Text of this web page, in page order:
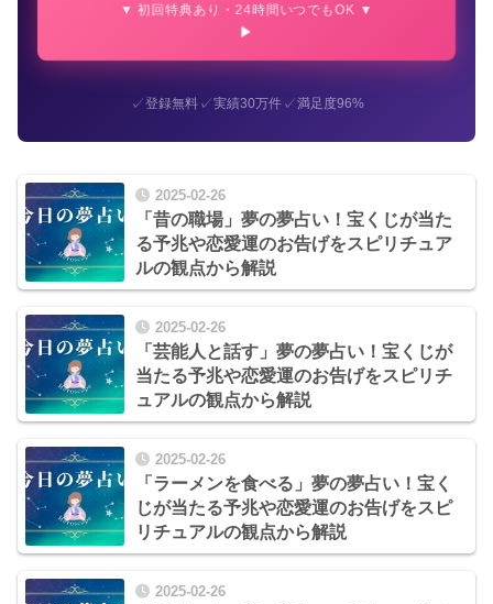
▼ 初回特典あり・24時間いつでもOK ▼
✓登録無料✓実績30万件✓満足度96%
2025-02-26
「昔の職場」夢の夢占い！宝くじが当た
る予兆や恋愛運のお告げをスピリチュア
ルの観点から解説
2025-02-26
「芸能人と話す」夢の夢占い！宝くじが
当たる予兆や恋愛運のお告げをスピリチ
ュアルの観点から解説
2025-02-26
「ラーメンを食べる」夢の夢占い！宝く
じが当たる予兆や恋愛運のお告げをスピ
リチュアルの観点から解説
2025-02-26